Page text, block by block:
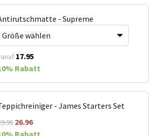
- Supreme
17.95
% Rabatt
- James Starters Set
26.96
% Rabatt